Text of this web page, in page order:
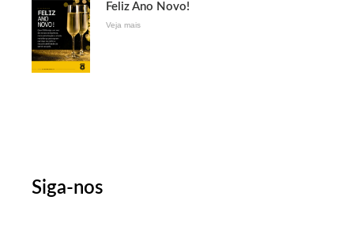
Feliz Ano Novo!
Veja mais
Siga-nos